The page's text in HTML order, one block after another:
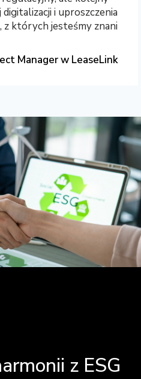
i uproszczenia
których jesteśmy znani
Manager w LeaseLink
z ESG